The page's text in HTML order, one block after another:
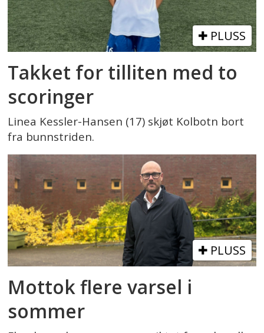
PLUSS
Takket for tilliten med to
scoringer
Linea Kessler-Hansen (17) skjøt Kolbotn bort
fra bunnstriden.
PLUSS
Mottok flere varsel i
sommer